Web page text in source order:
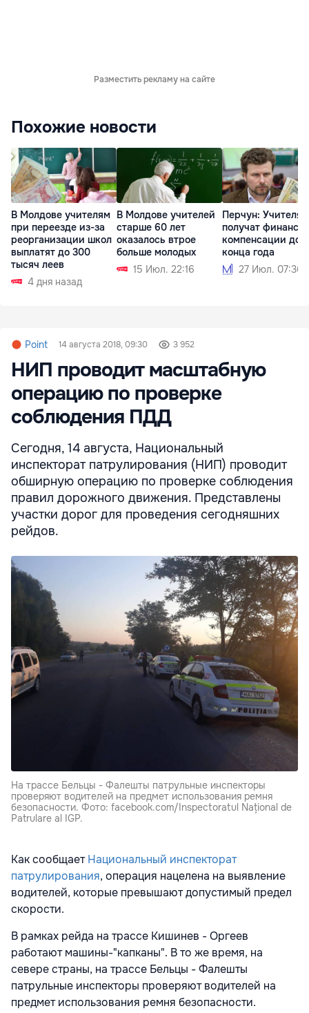
Разместить рекламу на сайте
Похожие новости
В Молдове учителям
при переезде из-за
реорганизации школ
выплатят до 300
тысяч леев
4 дня назад
В Молдове учителей
старше 60 лет
оказалось втрое
больше молодых
15 Июл. 22:16
Перчун: Учителя
получат
компенсации до
конца года
27 Июл. 07:36
Point 14 августа 2018, 09:30 3 952
НИП проводит масштабную
операцию по проверке
соблюдения ПДД
Сегодня, 14 августа, Национальный
инспекторат патрулирования (НИП) проводит
обширную операцию по проверке соблюдения
правил дорожного движения. Представлены
участки дорог для проведения сегодняшних
рейдов.
На трассе Бельцы - Фалешты патрульные инспекторы
проверяют водителей на предмет использования ремня
безопасности. Фото: facebook.com/Inspectoratul Național de
Patrulare al IGP.
Как сообщаетНациональный инспекторат
патрулирования, операция нацелена на выявление
водителей, которые превышают допустимый предел
скорости.
В рамках рейда на трассе Кишинев - Оргеев
работают машины-"капканы". В то же время, на
севере страны, на трассе Бельцы - Фалешты
патрульные инспекторы проверяют водителей на
предмет использования ремня безопасности.